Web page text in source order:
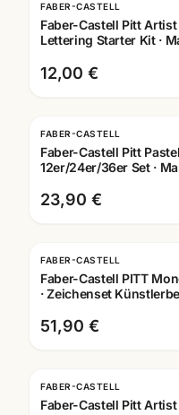
FABER-CASTELL
Faber-Castell Pitt Artist
Lettering Starter Kit ·
12,00 €
FABER-CASTELL
Faber-Castell Pitt
12er/24er/36er Set ·
23,90 €
FABER-CASTELL
Faber-Castell PITT
· Zeichenset
51,90 €
FABER-CASTELL
Faber-Castell Pitt